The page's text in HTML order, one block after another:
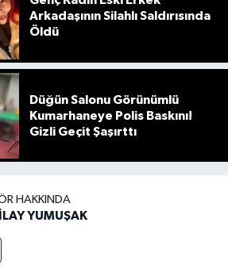
Arkadaşının Silahlı Saldırısında
Öldü
Düğün Salonu Görünümlü
Kumarhaneye Polis Baskını!
Gizli Geçit Şaşırttı
HAKKINDA
YUMUŞAK